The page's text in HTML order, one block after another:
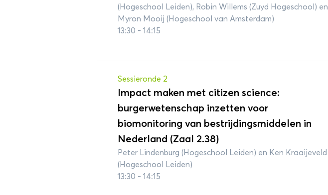
(Hogeschool Leiden), Robin Willems (Zuyd Hogeschool) en
Myron Mooij (Hogeschool van Amsterdam)
13:30 - 14:15
Sessieronde 2
Impact maken met citizen science:
burgerwetenschap inzetten voor
biomonitoring van bestrijdingsmiddelen in
Nederland (Zaal 2.38)
Peter Lindenburg (Hogeschool Leiden) en Ken Kraaijeveld
(Hogeschool Leiden)
13:30 - 14:15